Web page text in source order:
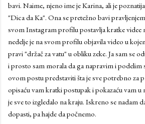
bavi. Naime, njeno ime je Karina, ali je
"Dica da Ka". Ona se pretežno bavi
svom Instagram profilu postavlja kratke videe
nedelje je na svom profilu objavila video u
pravi "držač za vatu" u obliku zeke. Ja sam se
i prosto sam morala da ga napravim i podelim
ovom postu predstaviti šta je sve potrebno za
opisaću vam kratki postupak i pokazaću vam
je sve to izgledalo na kraju. Iskreno se nadam
dopasti, pa hajde da počnemo.